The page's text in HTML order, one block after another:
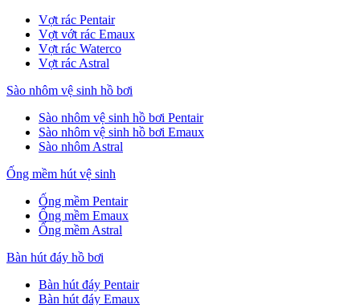
Vợt rác Pentair
Vợt vớt rác Emaux
Vợt rác Waterco
Vợt rác Astral
Sào nhôm vệ sinh hồ bơi
Sào nhôm vệ sinh hồ bơi Pentair
Sào nhôm vệ sinh hồ bơi Emaux
Sào nhôm Astral
Ống mềm hút vệ sinh
Ống mềm Pentair
Ống mềm Emaux
Ống mềm Astral
Bàn hút đáy hồ bơi
Bàn hút đáy Pentair
Bàn hút đáy Emaux